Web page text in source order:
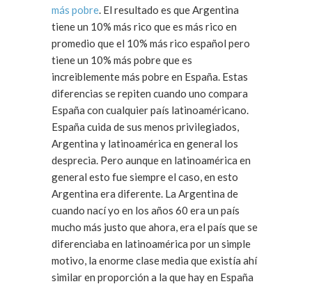
más pobre. El resultado es que Argentina
tiene un 10% más rico que es más rico en
promedio que el 10% más rico español pero
tiene un 10% más pobre que es
increiblemente más pobre en España. Estas
diferencias se repiten cuando uno compara
España con cualquier país latinoaméricano.
España cuida de sus menos privilegiados,
Argentina y latinoamérica en general los
desprecia. Pero aunque en latinoamérica en
general esto fue siempre el caso, en esto
Argentina era diferente. La Argentina de
cuando nací yo en los años 60 era un país
mucho más justo que ahora, era el país que se
diferenciaba en latinoamérica por un simple
motivo, la enorme clase media que existía ahí
similar en proporción a la que hay en España